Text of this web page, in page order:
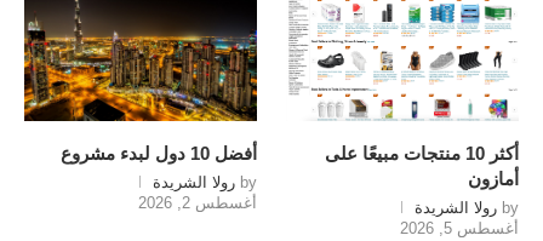
أكثر 10 منتجات مبيعًا على
أمازون
by رولا الشريدة
أغسطس 5, 2026
أفضل 10 دول لبدء مشروع
by رولا الشريدة
أغسطس 2, 2026